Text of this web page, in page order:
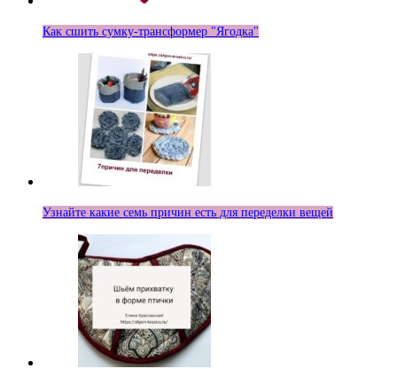
Как сшить сумку-трансформер "Ягодка"
Узнайте какие семь причин есть для переделки вещей